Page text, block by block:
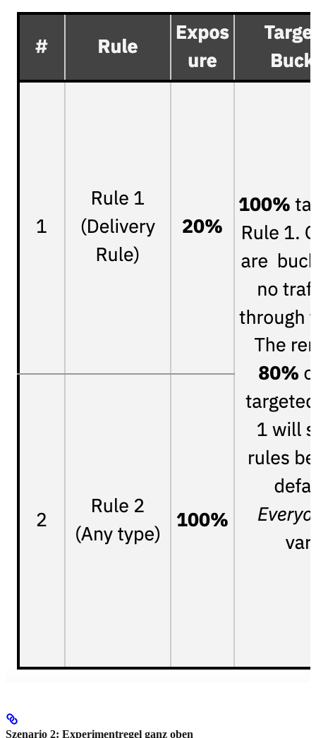
Szenario 2: Experimentregel ganz oben